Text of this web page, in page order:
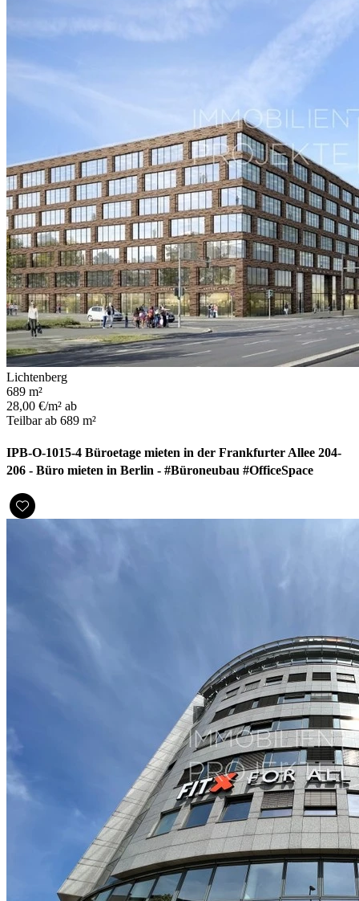
Lichtenberg
689 m²
28,00 €/m² ab
Teilbar ab 689 m²
IPB-O-1015-4 Büroetage mieten in der Frankfurter Allee 204-
206 - Büro mieten in Berlin - #Büroneubau #OfficeSpace